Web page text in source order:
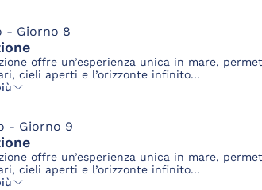
- Giorno 8
offre un’esperienza unica in mare,
cieli aperti e l’orizzonte infinito...
- Giorno 9
offre un’esperienza unica in mare,
cieli aperti e l’orizzonte infinito...